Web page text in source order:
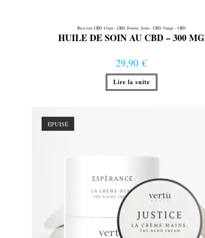
Bien-être CBD ,Corps - CBD ,Femme ,Soins - CBD ,Visage - CBD
HUILE DE SOIN AU CBD – 300 MG
29,90€
Lire la suite
ÉPUISÉ